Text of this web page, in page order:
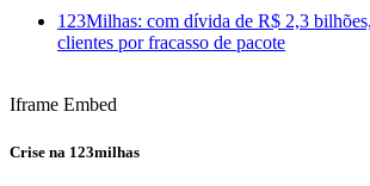
123Milhas: com dívida de R$ 2,3
clientes por fracasso de pacote
Iframe Embed
Crise na 123milhas